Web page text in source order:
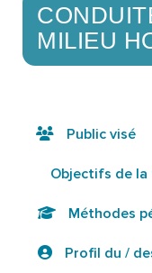
MILIEU
Public visé
Objectifs de
Méthodes
Profil du /